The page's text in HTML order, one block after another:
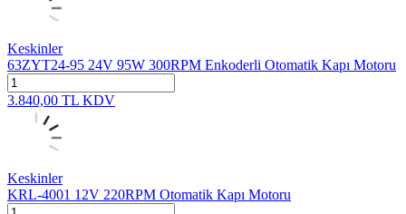
Keskinler
63ZYT24-95 24V 95W 300RPM Enkoderli Otomatik Kapı Motoru
3.840,00 TL KDV
Keskinler
KRL-4001 12V 220RPM Otomatik Kapı Motoru